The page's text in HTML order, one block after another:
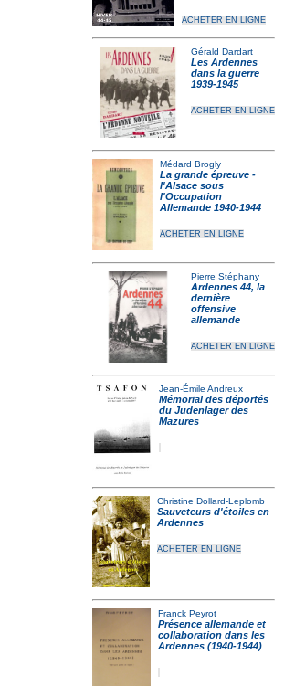
ACHETER EN LIGNE
Gérald Dardart
Les Ardennes
dans la guerre
1939-1945
ACHETER EN LIGNE
Médard Brogly
La grande épreuve -
l'Alsace sous
l'Occupation
Allemande 1940-1944
ACHETER EN LIGNE
Pierre Stéphany
Ardennes 44, la
dernière
offensive
allemande
ACHETER EN LIGNE
Jean-Émile Andreux
Mémorial des déportés
du Judenlager des
Mazures
Christine Dollard-Leplomb
Sauveteurs d'étoiles en
Ardennes
ACHETER EN LIGNE
Franck Peyrot
Présence allemande et
collaboration dans les
Ardennes (1940-1944)